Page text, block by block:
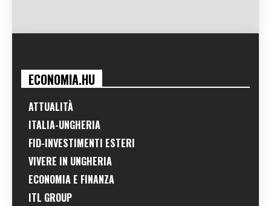
ECONOMIA.HU
ATTUALITÀ
ITALIA-UNGHERIA
FID-INVESTIMENTI ESTERI
VIVERE IN UNGHERIA
ECONOMIA E FINANZA
ITL GROUP